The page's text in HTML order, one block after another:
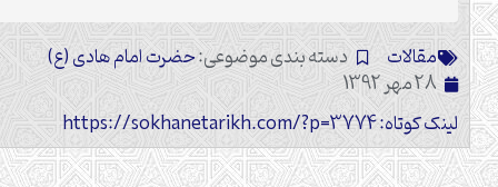
مقالات دسته بندی موضوعی:حضرت امام هادی (ع)
28 مهر 1392
لینک کوتاه: https://sokhanetarikh.com/?p=3774